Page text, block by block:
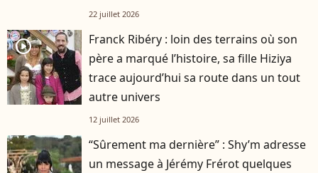
22 juillet 2026
player2
Franck Ribéry : loin des terrains où son
père a marqué l’histoire, sa fille Hiziya
trace aujourd’hui sa route dans un tout
autre univers
12 juillet 2026
“Sûrement ma dernière” : Shy’m adresse
un message à Jérémy Frérot quelques